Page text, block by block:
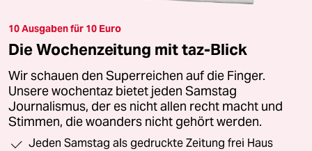
10 Ausgaben für 10 Euro
Die Wochenzeitung mit taz-Blick
Wir schauen den Superreichen auf die Finger.
Unsere wochentaz bietet jeden Samstag
Journalismus, der es nicht allen recht macht und
Stimmen, die woanders nicht gehört werden.
Jeden Samstag als gedruckte Zeitung frei Haus